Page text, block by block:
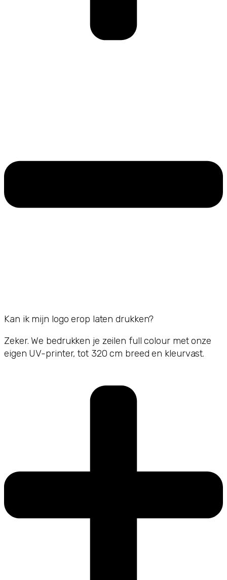
Kan ik mijn logo erop laten drukken?
Zeker. We bedrukken je zeilen full colour met onze
eigen UV-printer, tot 320 cm breed en kleurvast.